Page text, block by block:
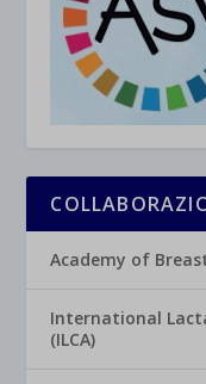
Academy of
International
(ILCA)